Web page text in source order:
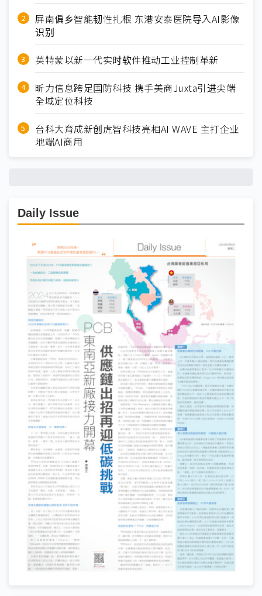
屏南偏乡智能韧性扎根 东港安泰医院导入AI影像
识别
英特蒙以新一代实时软件推动工业控制革新
昕力信息跨足国防科技 携手美商Juxta引进尖端
全域定位科技
台科大育成新创虎智科技亮相AI WAVE 主打企业
地端AI商用
Daily Issue